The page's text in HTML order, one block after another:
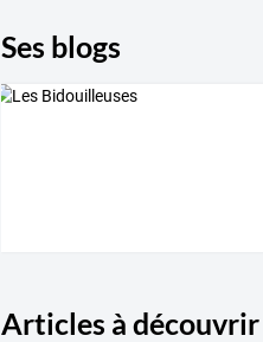
Ses blogs
Articles à découvrir